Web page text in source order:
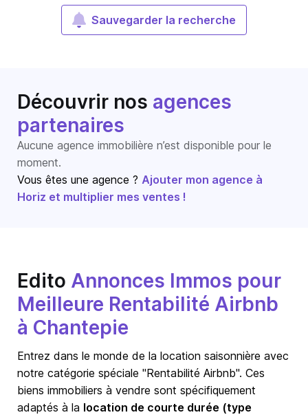
Sauvegarder la recherche
Découvrir nos agences
partenaires
Aucune agence immobilière n’est disponible pour le
moment.
Vous êtes une agence ? Ajouter mon agence à
Horiz et multiplier mes ventes !
Edito Annonces Immos pour
Meilleure Rentabilité Airbnb
à Chantepie
Entrez dans le monde de la location saisonnière avec
notre catégorie spéciale "Rentabilité Airbnb". Ces
biens immobiliers à vendre sont spécifiquement
adaptés à la location de courte durée (type